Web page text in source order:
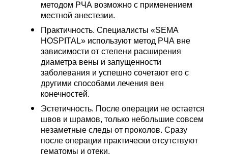
методом РЧА возможно с применением
местной анестезии.
Практичность. Специалисты «SEMA
HOSPITAL» используют метод РЧА вне
зависимости от степени расширения
диаметра вены и запущенности
заболевания и успешно сочетают его с
другими способами лечения вен
конечностей.
Эстетичность. После операции не остается
швов и шрамов, только небольшие совсем
незаметные следы от проколов. Сразу
после операции практически отсутствуют
гематомы и отеки.